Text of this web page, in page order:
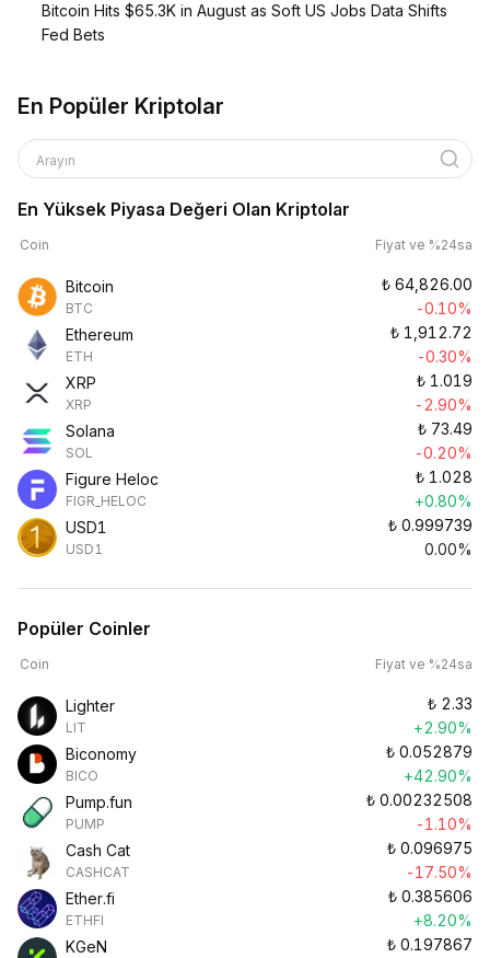
Bitcoin Hits $65.3K in August as Soft US Jobs Data Shifts
Fed Bets
En Popüler Kriptolar
Arayın
En Yüksek Piyasa Değeri Olan Kriptolar
Coin Fiyat ve %24sa
Bitcoin
BTC
₺ 64,826.00
-0.10%
Ethereum
ETH
₺ 1,912.72
-0.30%
XRP
XRP
₺ 1.019
-2.90%
Solana
SOL
₺ 73.49
-0.20%
Figure Heloc
FIGR_HELOC
₺ 1.028
+0.80%
USD1
USD1
₺ 0.999739
0.00%
Popüler Coinler
Coin Fiyat ve %24sa
Lighter
LIT
₺ 2.33
+2.90%
Biconomy
BICO
₺ 0.052879
+42.90%
Pump.fun
PUMP
₺ 0.00232508
-1.10%
Cash Cat
CASHCAT
₺ 0.096975
-17.50%
Ether.fi
ETHFI
₺ 0.385606
+8.20%
KGeN
₺ 0.197867